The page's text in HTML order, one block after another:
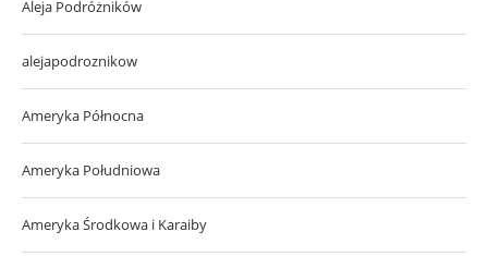
Aleja Podróżników
alejapodroznikow
Ameryka Północna
Ameryka Południowa
Ameryka Środkowa i Karaiby